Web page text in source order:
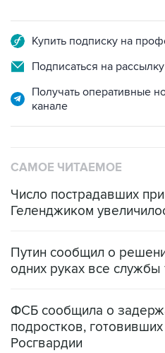
Купить подписку на
Подписаться на
Получать оперативные
канале
САМОЕ ЧИТАЕМОЕ
Число пострадавших
Геленджиком
Путин сообщил о
одних руках все
ФСБ сообщила о
подростков,
Росгвардии